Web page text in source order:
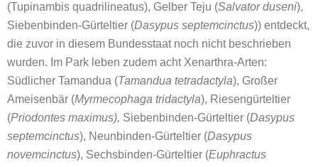
(Tupinambis quadrilineatus), Gelber Teju (Salvator duseni),
Siebenbinden-Gürteltier (Dasypus septemcinctus)) entdeckt,
die zuvor in diesem Bundesstaat noch nicht beschrieben
wurden. Im Park leben zudem acht Xenarthra-Arten:
Südlicher Tamandua (Tamandua tetradactyla), Großer
Ameisenbär (Myrmecophaga tridactyla), Riesengürteltier
(Priodontes maximus), Siebenbinden-Gürteltier (Dasypus
septemcinctus), Neunbinden-Gürteltier (Dasypus
novemcinctus), Sechsbinden-Gürteltier (Euphractus